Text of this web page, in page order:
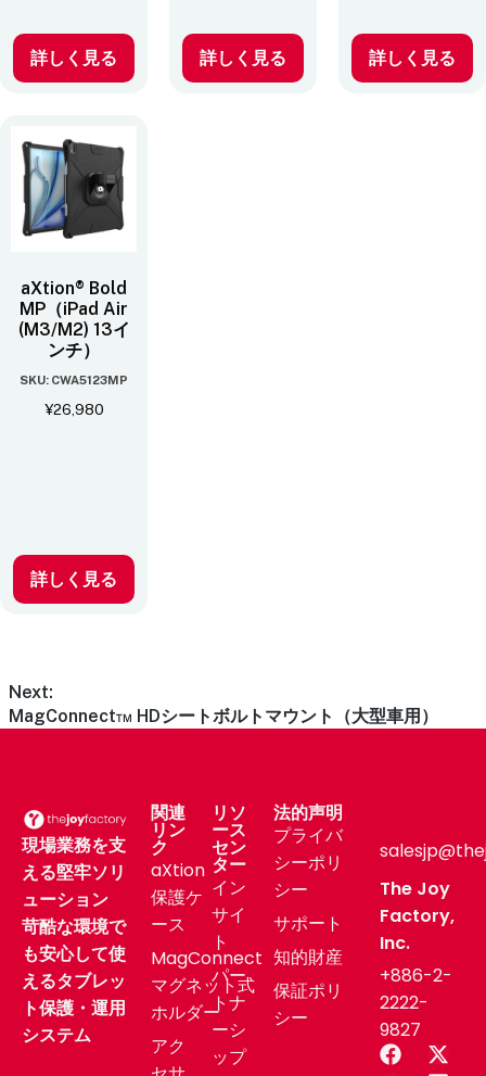
詳しく見る 詳しく見る 詳しく見る
aXtion® Bold
MP（iPad Air
(M3/M2) 13イ
ンチ）
SKU: CWA5123MP
¥26,980
詳しく見る
Next:
MagConnect™ HDシートボルトマウント（大型車用）
現場業務を支
える堅牢ソリ
ューション
苛酷な環境で
も安心して使
えるタブレッ
ト保護・運用
システム
関連
リン
ク
aXtion
保護ケ
ース
MagConnect
マグネット式
ホルダー
アク
リソ
ース
セン
ター
イン
サイ
ト
パー
トナ
ーシ
ップ
法的声明
プライバ
シーポリ
シー
サポート
知的財産
保証ポリ
シー
The Joy
Factory,
Inc.
+886-2-
2222-
9827